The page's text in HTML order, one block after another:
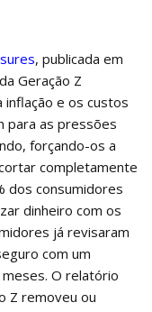
, publicada em
Geração Z
e os custos
para as pressões
forçando-os a
completamente
dos consumidores
dinheiro com os
já revisaram
com um
O relatório
Z removeu ou